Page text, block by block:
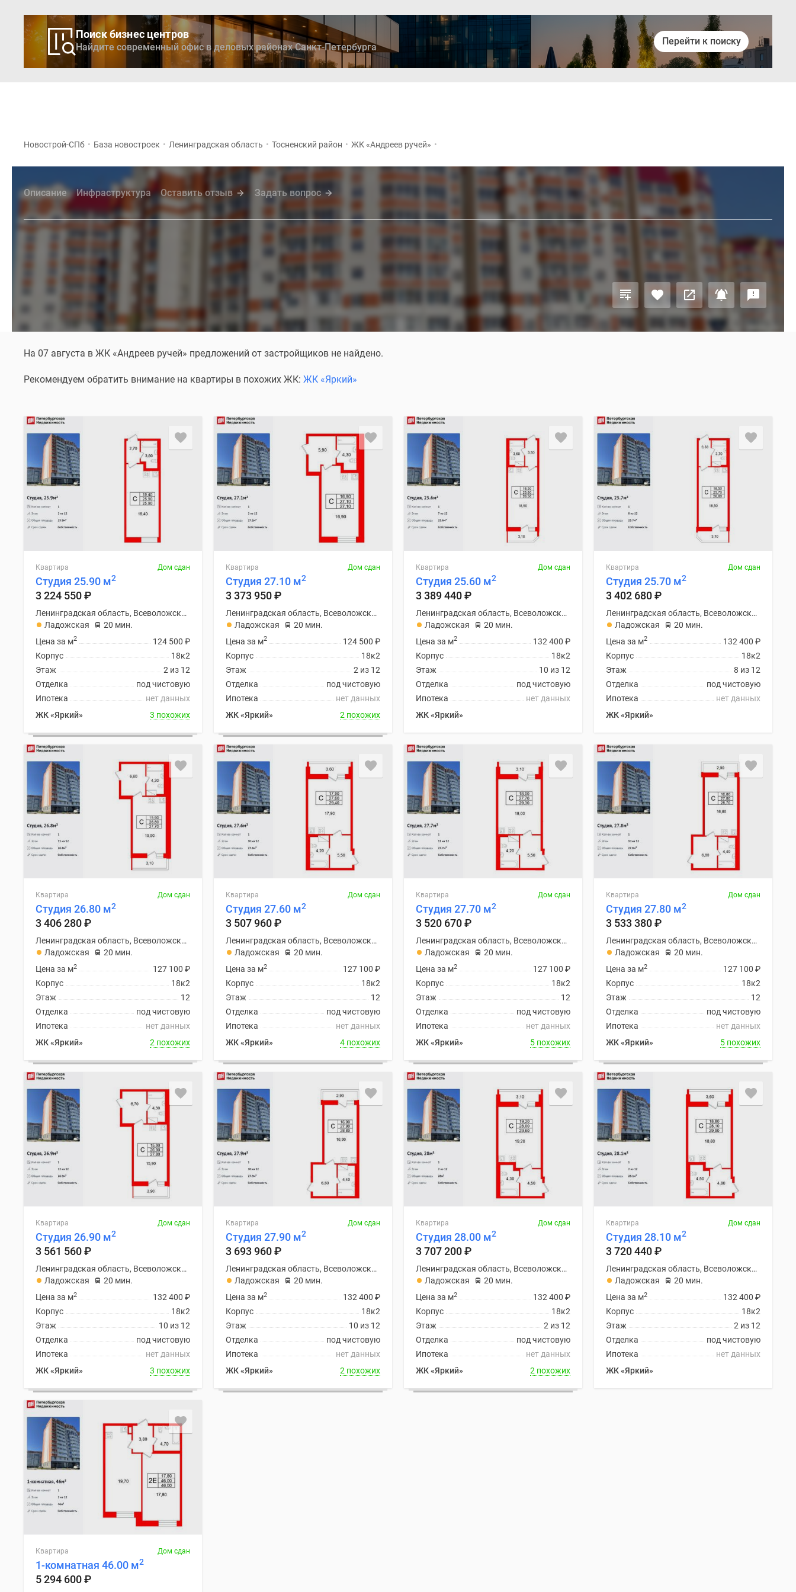
Поиск бизнес центров
Найдите современный офис в деловых районах Санкт-Петербурга
Перейти к поиску
Новострой-СПб • База новостроек • Ленинградская область • Тосненский район • ЖК «Андреев ручей» •
Описание Инфраструктура Оставить отзыв Задать вопрос
На 07 августа в ЖК «Андреев ручей» предложений от застройщиков не найдено.
Рекомендуем обратить внимание на квартиры в похожих ЖК: ЖК «Яркий»
Квартира Дом сдан
Студия 25.90 м2
3 224 550₽
Ленинградская область, Всеволожский район
Ладожская
20 мин.
124 500 ₽
Цена за м2
18к2
Корпус
2 из 12
Этаж
под чистовую
Отделка
нет данных
Ипотека
ЖК «Яркий»
3 похожих
Квартира Дом сдан
Студия 27.10 м2
3 373 950₽
Ленинградская область, Всеволожский район
Ладожская
20 мин.
124 500 ₽
Цена за м2
18к2
Корпус
2 из 12
Этаж
под чистовую
Отделка
нет данных
Ипотека
ЖК «Яркий»
2 похожих
Квартира Дом сдан
Студия 25.60 м2
3 389 440₽
Ленинградская область, Всеволожский район
Ладожская
20 мин.
132 400 ₽
Цена за м2
18к2
Корпус
10 из 12
Этаж
под чистовую
Отделка
нет данных
Ипотека
ЖК «Яркий»
Квартира Дом сдан
Студия 25.70 м2
3 402 680₽
Ленинградская область, Всеволожский район
Ладожская
20 мин.
132 400 ₽
Цена за м2
18к2
Корпус
8 из 12
Этаж
под чистовую
Отделка
нет данных
Ипотека
ЖК «Яркий»
Квартира Дом сдан
Студия 26.80 м2
3 406 280₽
Ленинградская область, Всеволожский район
Ладожская
20 мин.
127 100 ₽
Цена за м2
18к2
Корпус
12
Этаж
под чистовую
Отделка
нет данных
Ипотека
ЖК «Яркий»
2 похожих
Квартира Дом сдан
Студия 27.60 м2
3 507 960₽
Ленинградская область, Всеволожский район
Ладожская
20 мин.
127 100 ₽
Цена за м2
18к2
Корпус
12
Этаж
под чистовую
Отделка
нет данных
Ипотека
ЖК «Яркий»
4 похожих
Квартира Дом сдан
Студия 27.70 м2
3 520 670₽
Ленинградская область, Всеволожский район
Ладожская
20 мин.
127 100 ₽
Цена за м2
18к2
Корпус
12
Этаж
под чистовую
Отделка
нет данных
Ипотека
ЖК «Яркий»
5 похожих
Квартира Дом сдан
Студия 27.80 м2
3 533 380₽
Ленинградская область, Всеволожский район
Ладожская
20 мин.
127 100 ₽
Цена за м2
18к2
Корпус
12
Этаж
под чистовую
Отделка
нет данных
Ипотека
ЖК «Яркий»
5 похожих
Квартира Дом сдан
Студия 26.90 м2
3 561 560₽
Ленинградская область, Всеволожский район
Ладожская
20 мин.
132 400 ₽
Цена за м2
18к2
Корпус
10 из 12
Этаж
под чистовую
Отделка
нет данных
Ипотека
ЖК «Яркий»
3 похожих
Квартира Дом сдан
Студия 27.90 м2
3 693 960₽
Ленинградская область, Всеволожский район
Ладожская
20 мин.
132 400 ₽
Цена за м2
18к2
Корпус
10 из 12
Этаж
под чистовую
Отделка
нет данных
Ипотека
ЖК «Яркий»
2 похожих
Квартира Дом сдан
Студия 28.00 м2
3 707 200₽
Ленинградская область, Всеволожский район
Ладожская
20 мин.
132 400 ₽
Цена за м2
18к2
Корпус
2 из 12
Этаж
под чистовую
Отделка
нет данных
Ипотека
ЖК «Яркий»
2 похожих
Квартира Дом сдан
Студия 28.10 м2
3 720 440₽
Ленинградская область, Всеволожский район
Ладожская
20 мин.
132 400 ₽
Цена за м2
18к2
Корпус
2 из 12
Этаж
под чистовую
Отделка
нет данных
Ипотека
ЖК «Яркий»
Квартира Дом сдан
1-комнатная 46.00 м2
5 294 600₽